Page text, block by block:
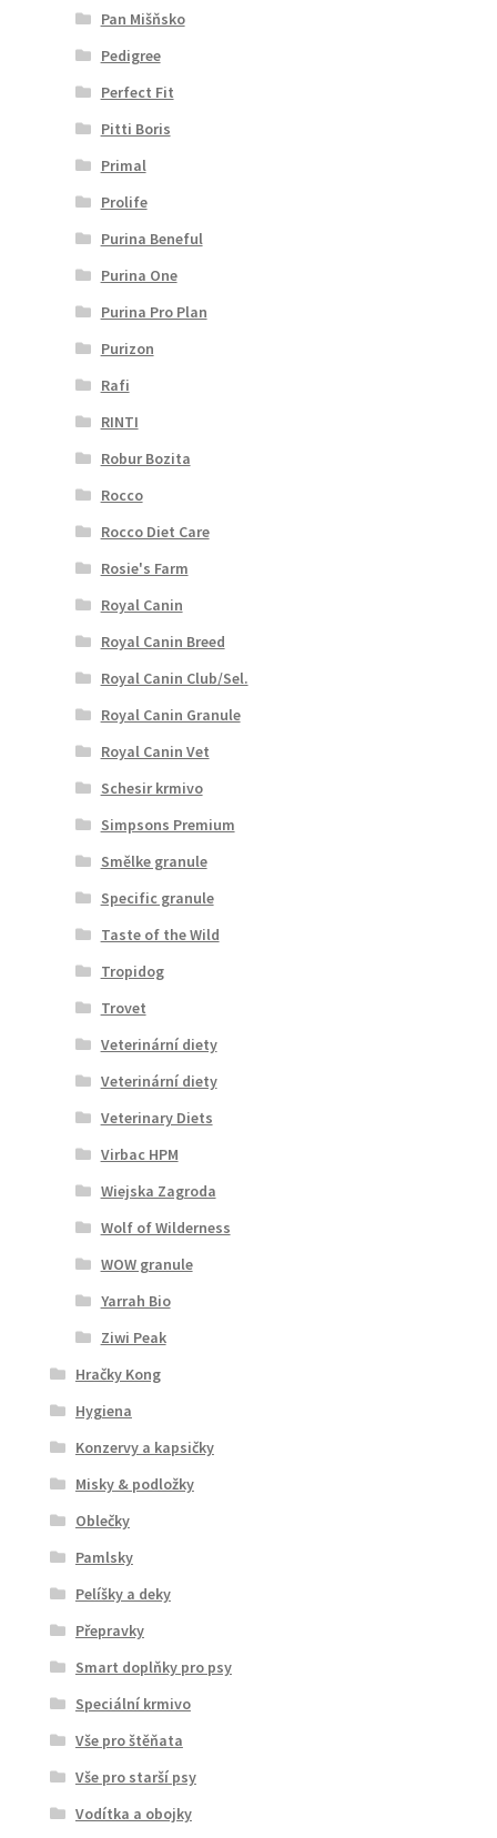
Pan Mišňsko
Pedigree
Perfect Fit
Pitti Boris
Primal
Prolife
Purina Beneful
Purina One
Purina Pro Plan
Purizon
Rafi
RINTI
Robur Bozita
Rocco
Rocco Diet Care
Rosie's Farm
Royal Canin
Royal Canin Breed
Royal Canin Club/Sel.
Royal Canin Granule
Royal Canin Vet
Schesir krmivo
Simpsons Premium
Smělke granule
Specific granule
Taste of the Wild
Tropidog
Trovet
Veterinární diety
Veterinární diety
Veterinary Diets
Virbac HPM
Wiejska Zagroda
Wolf of Wilderness
WOW granule
Yarrah Bio
Ziwi Peak
Hračky Kong
Hygiena
Konzervy a kapsičky
Misky & podložky
Oblečky
Pamlsky
Pelíšky a deky
Přepravky
Smart doplňky pro psy
Speciální krmivo
Vše pro štěňata
Vše pro starší psy
Vodítka a obojky